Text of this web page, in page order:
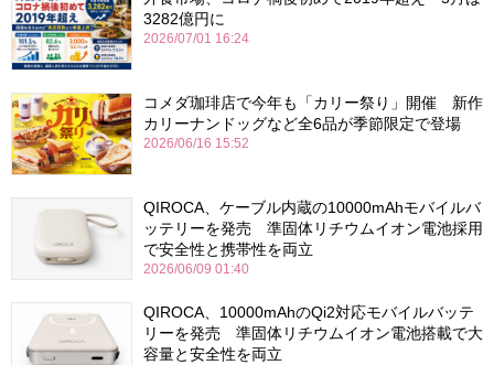
3282億円に
2026/07/01 16:24
コメダ珈琲店で今年も「カリー祭り」開催 新作
カリーナンドッグなど全6品が季節限定で登場
2026/06/16 15:52
QIROCA、ケーブル内蔵の10000mAhモバイルバ
ッテリーを発売 準固体リチウムイオン電池採用
で安全性と携帯性を両立
2026/06/09 01:40
QIROCA、10000mAhのQi2対応モバイルバッテ
リーを発売 準固体リチウムイオン電池搭載で大
容量と安全性を両立